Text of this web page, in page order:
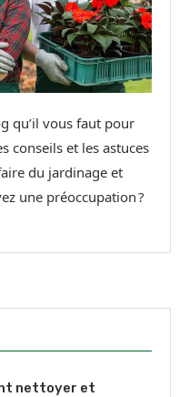
qu’il vous faut pour
conseils et les astuces
du jardinage et
une préoccupation ?
nettoyer et